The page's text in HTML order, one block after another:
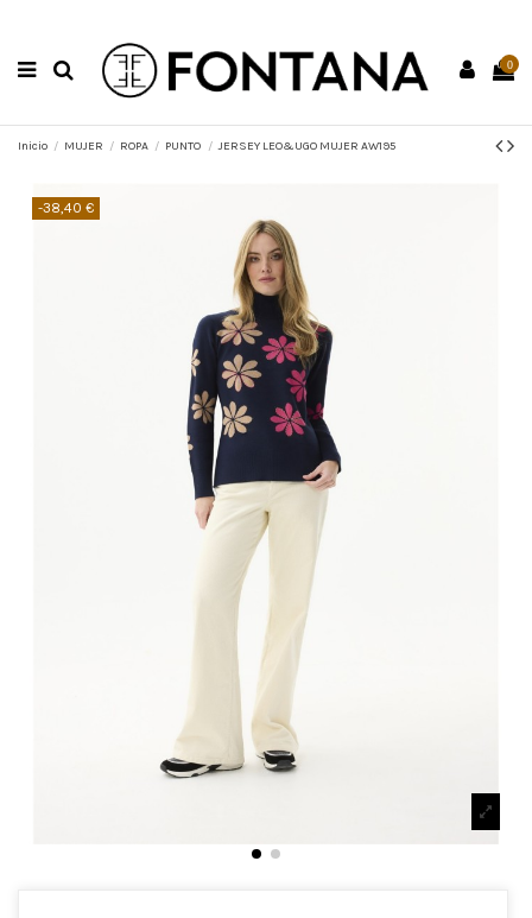
0
Inicio MUJER ROPA PUNTO JERSEY LEO&UGO MUJER AW195
-38,40 €